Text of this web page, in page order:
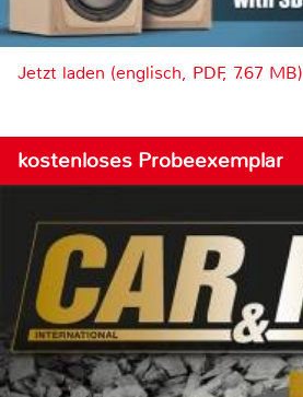
Jetzt laden (englisch, PDF, 7.67 MB)
kostenloses Probeexemplar